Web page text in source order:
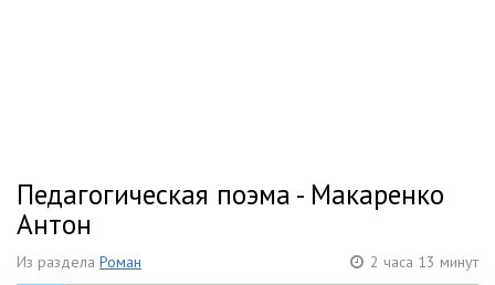
Педагогическая поэма - Макаренко
Антон
Из раздела Роман 2 часа 13 минут